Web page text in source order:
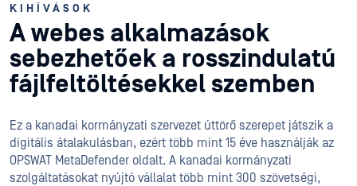
KIHÍVÁSOK
A webes alkalmazások
sebezhetőek a rosszindulatú
fájlfeltöltésekkel szemben
Ez a kanadai kormányzati szervezet úttörő szerepet játszik a
digitális átalakulásban, ezért több mint 15 éve használják az
OPSWAT MetaDefender oldalt. A kanadai kormányzati
szolgáltatásokat nyújtó vállalat több mint 300 szövetségi,